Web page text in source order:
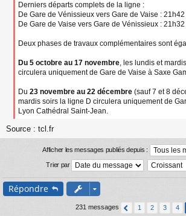
Derniers départs complets de la ligne :
De Gare de Vénissieux vers Gare de Vaise : 21h42
De Gare de Vaise vers Gare de Vénissieux : 21h32
Deux phases de travaux complémentaires sont
Du 5 octobre au 17 novembre, les lundis et
circulera uniquement de Gare de Vaise à Saxe
Du 23 novembre au 22 décembre (sauf 7 et 8
mardis soirs la ligne D circulera uniquement de
Lyon Cathédral Saint-Jean.
Source : tcl.fr
Afficher les messages publiés depuis :
Trier par
Répondre
231 messages 1 2 3 4